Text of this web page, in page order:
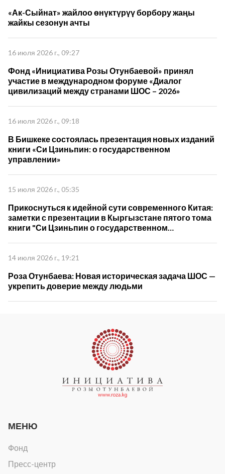
«Ак-Сыйнат» жайлоо өнүктүрүү борбору жаңы
жайкы сезонун ачты
16 июля 2026 г., 09:27
Фонд «Инициатива Розы Отунбаевой» принял
участие в международном форуме «Диалог
цивилизаций между странами ШОС – 2026»
16 июля 2026 г., 09:18
В Бишкеке состоялась презентация новых изданий
книги «Си Цзиньпин: о государственном
управлении»
15 июля 2026 г., 05:35
Прикоснуться к идейной сути современного Китая:
заметки с презентации в Кыргызстане пятого тома
книги "Си Цзиньпин о государственном
14 июля 2026 г., 19:21
Роза Отунбаева: Новая историческая задача ШОС —
укрепить доверие между людьми
МЕНЮ
Фонд
Пресс-центр